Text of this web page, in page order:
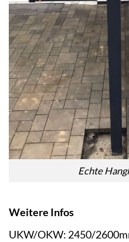
Echte
Weitere Infos
UKW/OKW: 2450/